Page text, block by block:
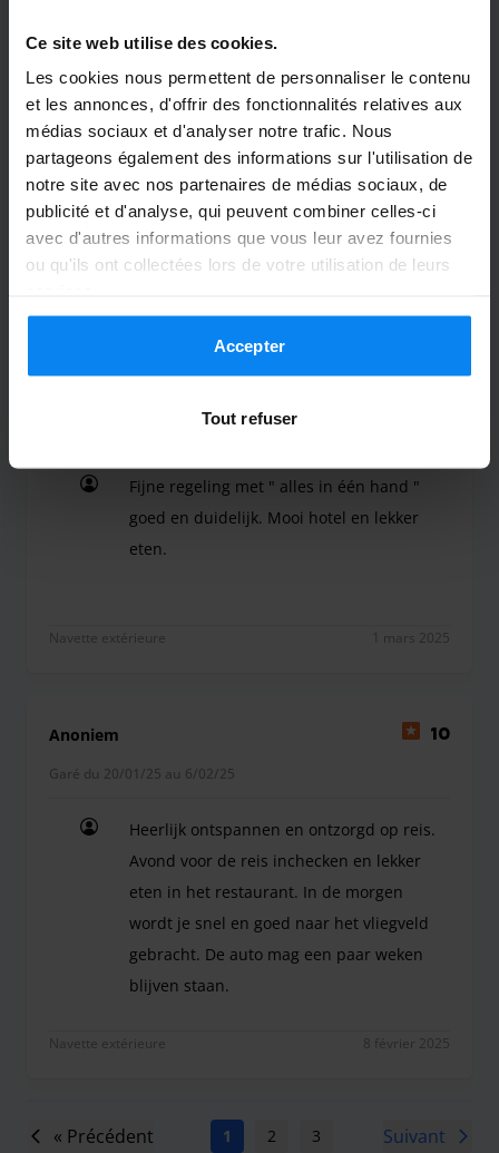
Ce site web utilise des cookies.
Les cookies nous permettent de personnaliser le contenu
et les annonces, d'offrir des fonctionnalités relatives aux
médias sociaux et d'analyser notre trafic. Nous
partageons également des informations sur l'utilisation de
notre site avec nos partenaires de médias sociaux, de
publicité et d'analyse, qui peuvent combiner celles-ci
avec d'autres informations que vous leur avez fournies
ou qu'ils ont collectées lors de votre utilisation de leurs
Accepter
Tout refuser
J Harkema
Garé du 14/10/25 au 22/10/25
Raad het iedereen aan
Raad het iedereen aan
Garé du 29/01/25 au 27/02/25
Fijne regeling met " alles in één hand "
goed en duidelijk. Mooi hotel en lekker
eten.
Navette extérieure 1 mars 2025
Anoniem 10
Garé du 20/01/25 au 6/02/25
Heerlijk ontspannen en ontzorgd op reis.
Avond voor de reis inchecken en lekker
eten in het restaurant. In de morgen
wordt je snel en goed naar het vliegveld
gebracht. De auto mag een paar weken
blijven staan.
Navette extérieure 8 février 2025
« Précédent 1 2 3 5
Suivant